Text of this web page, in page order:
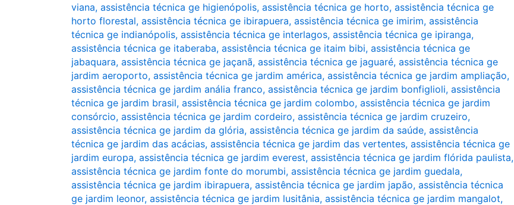
viana, assistência técnica ge higienópolis, assistência técnica ge horto, assistência técnica ge
horto florestal, assistência técnica ge ibirapuera, assistência técnica ge imirim, assistência
técnica ge indianópolis, assistência técnica ge interlagos, assistência técnica ge ipiranga,
assistência técnica ge itaberaba, assistência técnica ge itaim bibi, assistência técnica ge
jabaquara, assistência técnica ge jaçanã, assistência técnica ge jaguaré, assistência técnica ge
jardim aeroporto, assistência técnica ge jardim américa, assistência técnica ge jardim ampliação,
assistência técnica ge jardim anália franco, assistência técnica ge jardim bonfiglioli, assistência
técnica ge jardim brasil, assistência técnica ge jardim colombo, assistência técnica ge jardim
consórcio, assistência técnica ge jardim cordeiro, assistência técnica ge jardim cruzeiro,
assistência técnica ge jardim da glória, assistência técnica ge jardim da saúde, assistência
técnica ge jardim das acácias, assistência técnica ge jardim das vertentes, assistência técnica ge
jardim europa, assistência técnica ge jardim everest, assistência técnica ge jardim flórida paulista,
assistência técnica ge jardim fonte do morumbi, assistência técnica ge jardim guedala,
assistência técnica ge jardim ibirapuera, assistência técnica ge jardim japão, assistência técnica
ge jardim leonor, assistência técnica ge jardim lusitânia, assistência técnica ge jardim mangalot,